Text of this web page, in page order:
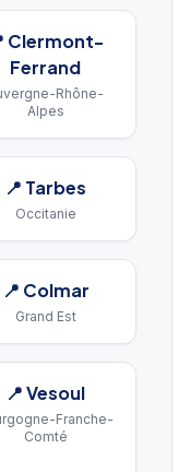
Clermont-
Ferrand
Rhône-
Alpes
📍 Tarbes
Occitanie
📍 Colmar
Grand Est
📍Vesoul
Franche-
Comté